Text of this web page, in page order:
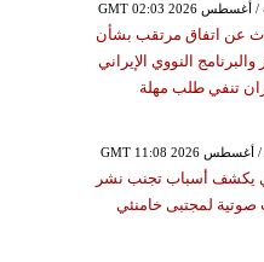
عن اتفاق مرتقب بشأن
النووي الإيراني
تنفي طلب مهلة
يكشف أسباب تجنب نشر
صوتية لمجتبى خامنئي